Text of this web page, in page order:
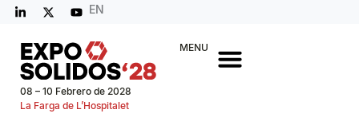
EN
08 – 10 Febrero de 2028
La Farga de L’Hospitalet
MENU